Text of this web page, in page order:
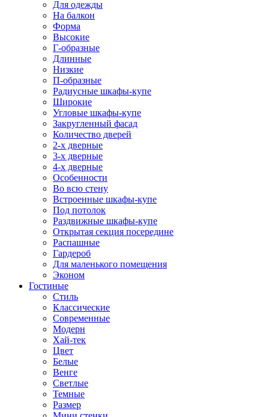
Для одежды
На балкон
Форма
Высокие
Г-образные
Длинные
Низкие
П-образные
Радиусные шкафы-купе
Широкие
Угловые шкафы-купе
Закругленный фасад
Количество дверей
2-х дверные
3-х дверные
4-х дверные
Особенности
Во всю стену
Встроенные шкафы-купе
Под потолок
Раздвижные шкафы-купе
Открытая секция посередине
Распашные
Гардероб
Для маленького помещения
Эконом
Гостиные
Стиль
Классические
Современные
Модерн
Хай-тек
Цвет
Белые
Венге
Светлые
Темные
Размер